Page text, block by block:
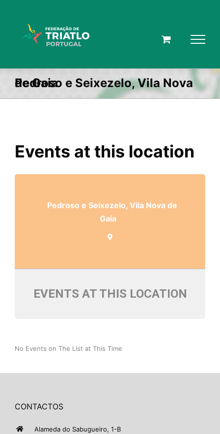
Pedroso e Seixezelo, Vila Nova de Gaia
Events at this location
Pedroso e Seixezelo, Vila Nova de
Gaia
EVENTS AT THIS LOCATION
No Events on The List at This Time
CONTACTOS
Alameda do Sabugueiro, 1-B